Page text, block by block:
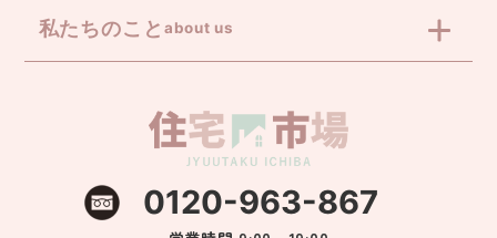
私たちのこと about us
0120-963-867